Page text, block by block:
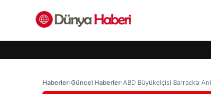
Haberler›Güncel Haberler›ABD Büyükelçisi Barrack’a